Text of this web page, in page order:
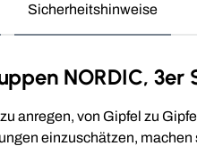
Sicherheitshinweise
NORDIC, 3er
anregen, von Gipfel zu
einzuschätzen,